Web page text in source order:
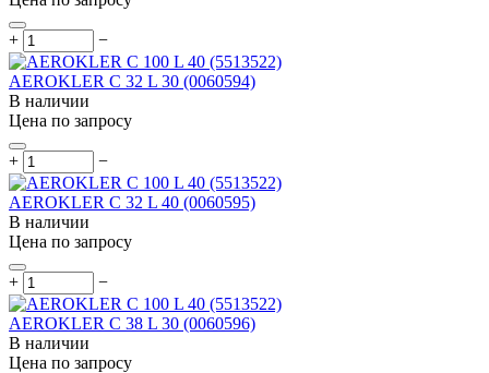
+ −
AEROKLER C 32 L 30 (0060594)
В наличии
Цена по запросу
+ −
AEROKLER C 32 L 40 (0060595)
В наличии
Цена по запросу
+ −
AEROKLER C 38 L 30 (0060596)
В наличии
Цена по запросу